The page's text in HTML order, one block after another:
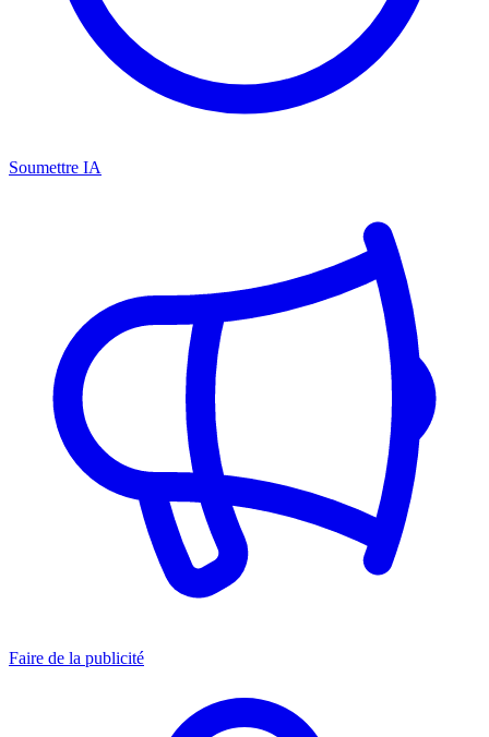
Soumettre IA
Faire de la publicité